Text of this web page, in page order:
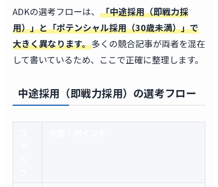
ADKの選考フローは、 「中途採用（即戦力採
用）」と「ポテンシャル採用（30歳未満）」で
大きく異なります。多くの競合記事が両者を混在
して書いているため、ここで正確に整理します。
中途採用（即戦力採用）の選考フロー